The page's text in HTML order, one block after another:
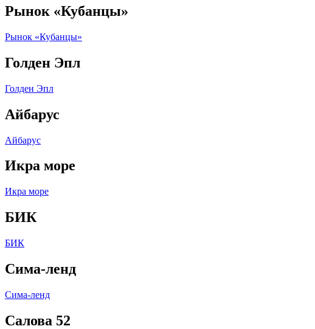
Рынок «Кубанцы»
Рынок «Кубанцы»
Голден Эпл
Голден Эпл
Айбарус
Айбарус
Икра море
Икра море
БИК
БИК
Сима-ленд
Сима-ленд
Салова 52